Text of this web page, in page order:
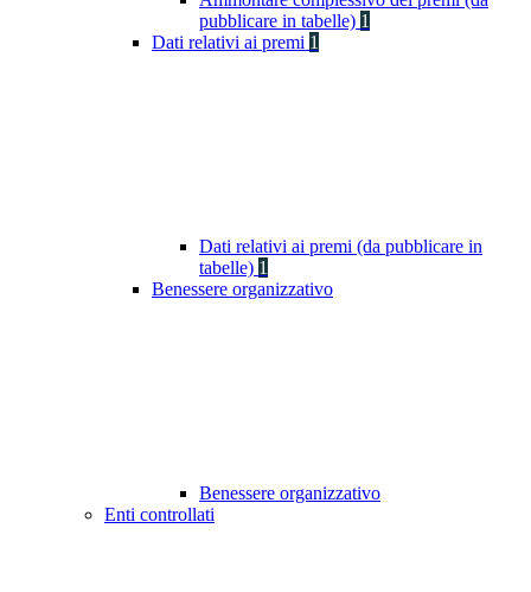
pubblicare in tabelle) 1
Dati relativi ai premi 1
Dati relativi ai premi (da pubblicare in
tabelle) 1
Benessere organizzativo
Benessere organizzativo
Enti controllati